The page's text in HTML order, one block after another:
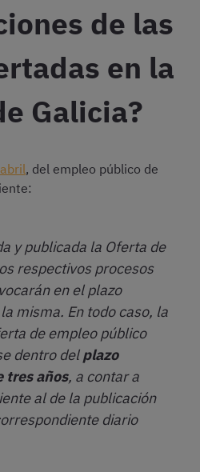
de las
en la
Galicia?
, del empleo público de
y publicada la Oferta de
respectivos procesos
en el plazo
misma. En todo caso, la
de empleo público
dentro delplazo
tres años, a contar a
al de la publicación
diario